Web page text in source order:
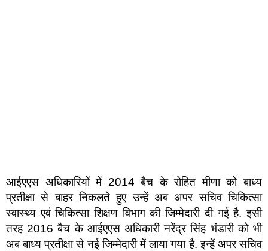
आईएएस अधिकारियों में 2014 बैच के रोहित मीणा को बाध्य
प्रतीक्षा से बाहर निकलते हुए उन्हें अब अपर सचिव चिकित्सा
स्वास्थ्य एवं चिकित्सा शिक्षण विभाग की जिम्मेदारी दी गई है. इसी
तरह 2016 बैच के आईएएस अधिकारी नरेंद्र सिंह भंडारी को भी
अब बाध्य प्रतीक्षा से नई जिम्मेदारी में लाया गया है. इन्हें अपर सचिव